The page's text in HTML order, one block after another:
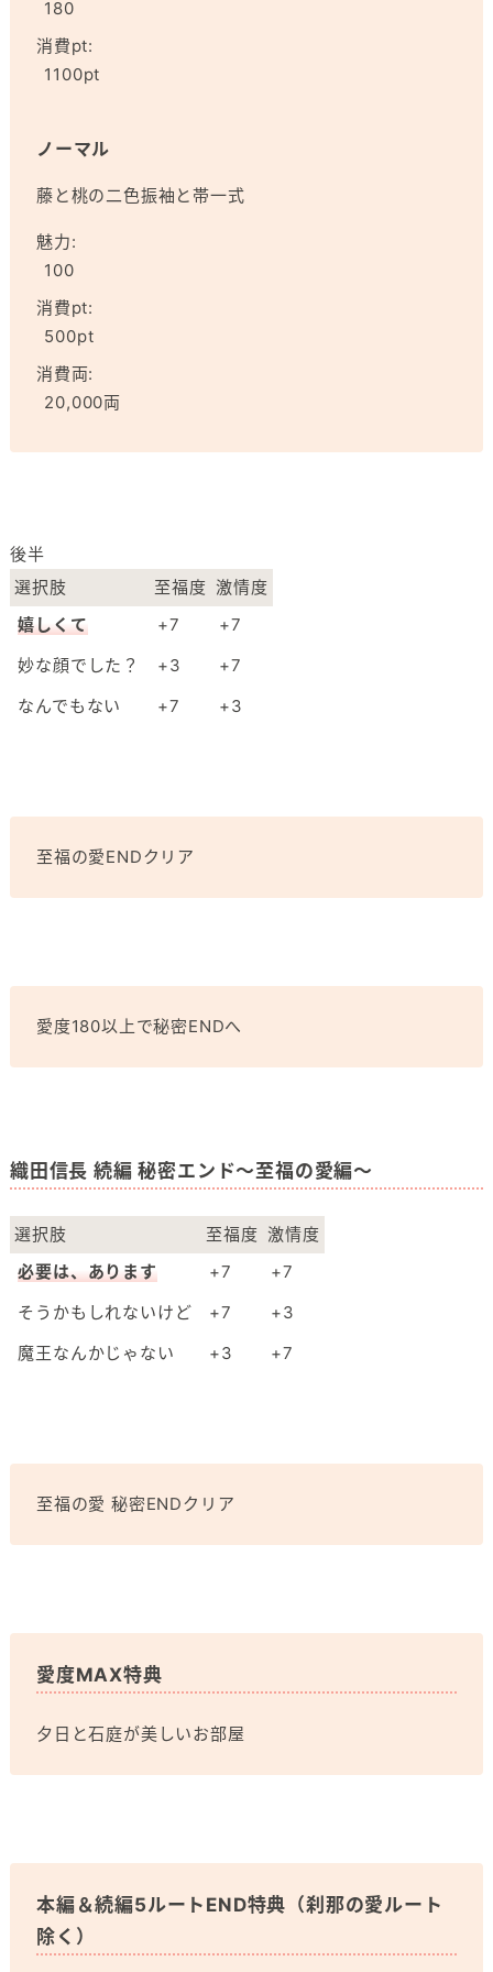
180
消費pt:
1100pt
ノーマル
藤と桃の二色振袖と帯一式
魅力:
100
消費pt:
500pt
消費両:
20,000両
選択肢 至福度 激情度
嬉しくて
+7
+7
妙な顔でした？
+3
+7
なんでもない
+7 +3
後半
至福の愛ENDクリア
愛度180以上で秘密ENDへ
織田信長 続編 秘密エンド～至福の愛編～
選択肢 至福度 激情度
必要は、あります
+7
+7
そうかもしれないけど
+7
+3
魔王なんかじゃない
+3 +7
至福の愛 秘密ENDクリア
愛度MAX特典
夕日と石庭が美しいお部屋
本編＆続編5ルートEND特典（刹那の愛ルート
除く）